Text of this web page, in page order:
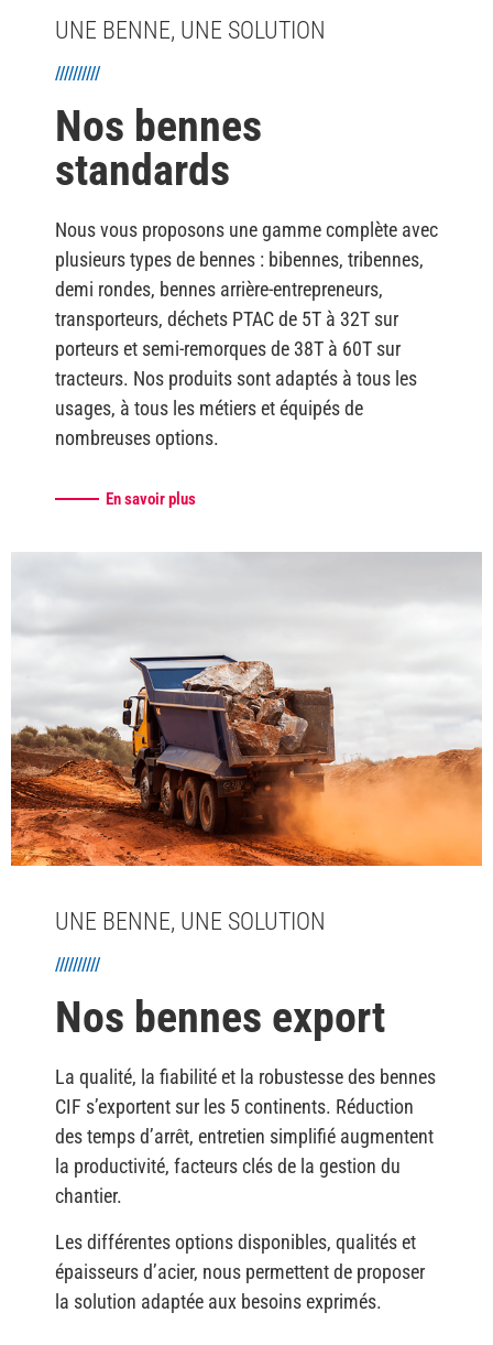
UNE BENNE, UNE SOLUTION
//////////
Nos bennes
standards
Nous vous proposons une gamme complète avec
plusieurs types de bennes : bibennes, tribennes,
demi rondes, bennes arrière-entrepreneurs,
transporteurs, déchets PTAC de 5T à 32T sur
porteurs et semi-remorques de 38T à 60T sur
tracteurs. Nos produits sont adaptés à tous les
usages, à tous les métiers et équipés de
nombreuses options.
En savoir plus
UNE BENNE, UNE SOLUTION
//////////
Nos bennes export
La qualité, la fiabilité et la robustesse des bennes
CIF s’exportent sur les 5 continents. Réduction
des temps d’arrêt, entretien simplifié augmentent
la productivité, facteurs clés de la gestion du
chantier.
Les différentes options disponibles, qualités et
épaisseurs d’acier, nous permettent de proposer
la solution adaptée aux besoins exprimés.